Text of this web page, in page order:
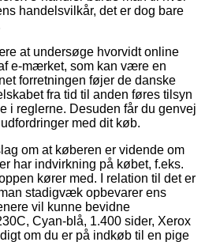
handelsvilkår, det er dog bare
at undersøge hvorvidt online
e-mærket, som kan være en
forretningen føjer de danske
fra tid til anden føres tilsyn
i reglerne. Desuden får du genvej
med dit køb.
om at køberen er vidende om
har indvirkning på købet, f.eks.
kører med. I relation til det er
stadigvæk opbevarer ens
vil kunne bevidne
Cyan-blå, 1.400 sider, Xerox
om du er på indkøb til en pige